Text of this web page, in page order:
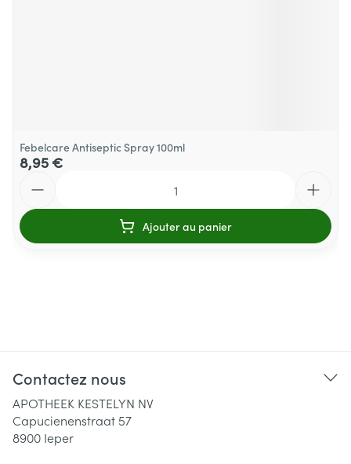
Febelcare Antiseptic Spray 100ml
8,95 €
Ajouter au panier
Contactez nous
APOTHEEK KESTELYN NV
Capucienenstraat 57
8900 Ieper